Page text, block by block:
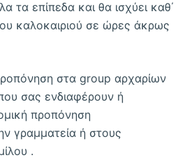
τα επίπεδα και θα ισχύει καθ΄
καλοκαιριού σε ώρες άκρως
στα group αρχαρίων
σας ενδιαφέρουν ή
προπόνηση
γραμματεία ή στους
.